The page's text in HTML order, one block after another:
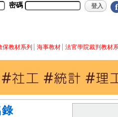
密碼
保教材系列 海事教材 法官學院裁判教材